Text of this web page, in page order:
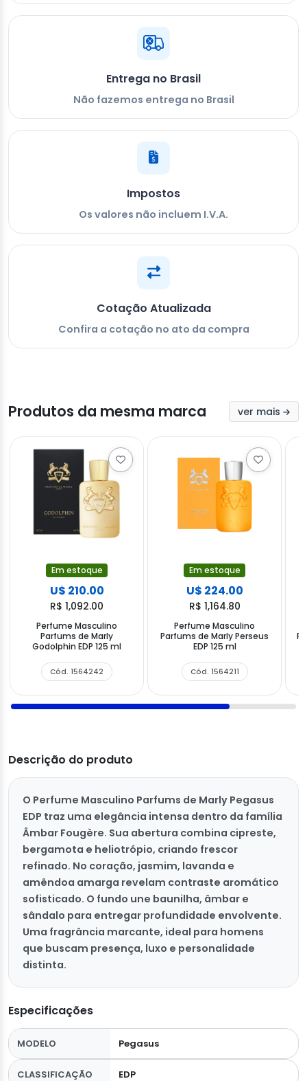
Entrega no Brasil
Não fazemos entrega no Brasil
Impostos
Os valores não incluem I.V.A.
Cotação Atualizada
Confira a cotação no ato da compra
Produtos da mesma marca ver mais
Em estoque
U$ 210.00
R$ 1,092.00
Perfume Masculino
Parfums de Marly
Godolphin EDP 125 ml
Cód. 1564242
Em estoque
U$ 224.00
R$ 1,164.80
Perfume Masculino
Parfums de Marly Perseus
EDP 125 ml
Cód. 1564211
Descrição do produto
O Perfume Masculino Parfums de Marly Pegasus
EDP traz uma elegância intensa dentro da família
Âmbar Fougère. Sua abertura combina cipreste,
bergamota e heliotrópio, criando frescor
refinado. No coração, jasmim, lavanda e
amêndoa amarga revelam contraste aromático
sofisticado. O fundo une baunilha, âmbar e
sândalo para entregar profundidade envolvente.
Uma fragrância marcante, ideal para homens
que buscam presença, luxo e personalidade
distinta.
Especificações
MODELO Pegasus
CLASSIFICAÇÃO EDP